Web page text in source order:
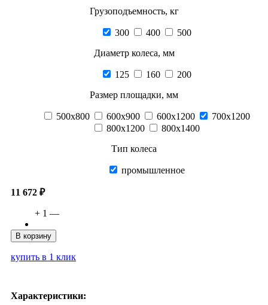
Грузоподъемность, кг
300 400
500
Диаметр колеса, мм
125 160
200
Размер площадки, мм
500х800 600х900 600х1200
700х1200
800х1200
800х1400
Тип колеса
промышленное
11 672 ₽
+ 1 —
В корзину
купить в 1 клик
Характеристики: